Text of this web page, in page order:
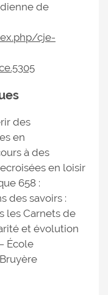
de
cje-
des
en
à des
en loisir
658 :
des savoirs :
les Carnets de
et évolution
École